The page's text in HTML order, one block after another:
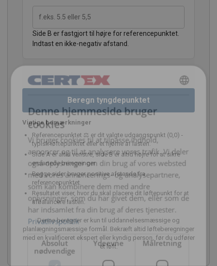
Side B er fastgjort til højre for referencepunktet.
Indtast en ikke-negativ afstand.
Beregn tyngdepunktet
Vigtige bemærkninger
Referencepunktet ⚖ er dit valgte udgangspunkt (0,0) -
typisk løftepunktet eller et hjørne af lasten.
Side A er altid venstre, side B er altid højre for at sikre
ensartede beregninger
Begge sider bruger positive afstande fra
referencepunktet.
Resultatet viser, hvor du skal placere dit løftepunkt for at
afbalancere lasten.
Denne beregner er kun til uddannelsesmæssige og
planlægningsmæssige formål. Bekræft altid løfteberegninger
med en kvalificeret ekspert eller kyndig person, før du udfører
et løft.
ENGLISH TRANSLATION
Denne hjemmeside bruger
cookies
Vi bruger cookies til at tilpasse indhold,
annoncer og til at analysere vores trafik. Vi deler
også oplysninger om din brug af vores websted
med vores annoncerings- og analysepartnere,
som kan kombinere dem med andre
oplysninger, som du har givet dem, eller som de
har indsamlet fra din brug af deres tjenester.
Privatlivspolitik
Absolut
nødvendige
Ydeevne Målretning